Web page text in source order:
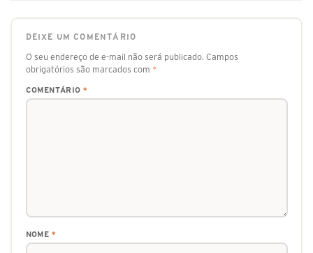
DEIXE UM COMENTÁRIO
O seu endereço de e-mail não será publicado. Campos
obrigatórios são marcados com *
COMENTÁRIO *
NOME *